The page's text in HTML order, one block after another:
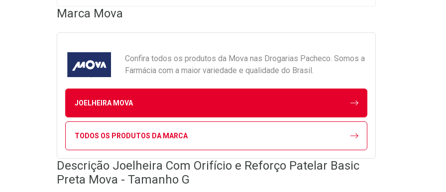
Marca Mova
Confira todos os produtos da Mova nas Drogarias Pacheco. Somos a
Farmácia com a maior variedade e qualidade do Brasil.
JOELHEIRA MOVA
TODOS OS PRODUTOS DA MARCA
Descrição Joelheira Com Orifício e Reforço Patelar Basic
Preta Mova - Tamanho G